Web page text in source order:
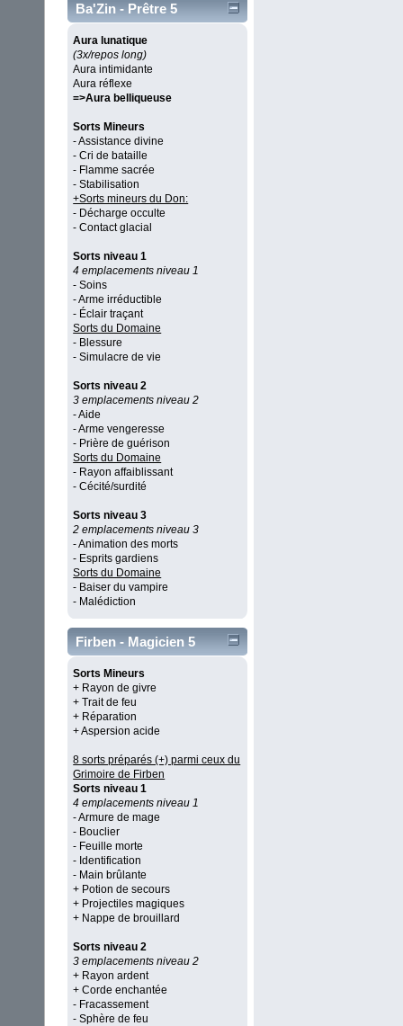
Ba'Zin - Prêtre 5
Aura lunatique
(3x/repos long)
Aura intimidante
Aura réflexe
=>Aura belliqueuse
Sorts Mineurs
- Assistance divine
- Cri de bataille
- Flamme sacrée
- Stabilisation
+Sorts mineurs du Don:
- Décharge occulte
- Contact glacial
Sorts niveau 1
4 emplacements niveau 1
- Soins
- Arme irréductible
- Éclair traçant
Sorts du Domaine
- Blessure
- Simulacre de vie
Sorts niveau 2
3 emplacements niveau 2
- Aide
- Arme vengeresse
- Prière de guérison
Sorts du Domaine
- Rayon affaiblissant
- Cécité/surdité
Sorts niveau 3
2 emplacements niveau 3
- Animation des morts
- Esprits gardiens
Sorts du Domaine
- Baiser du vampire
- Malédiction
Firben - Magicien 5
Sorts Mineurs
+ Rayon de givre
+ Trait de feu
+ Réparation
+ Aspersion acide
8 sorts préparés (+) parmi ceux du
Grimoire de Firben
Sorts niveau 1
4 emplacements niveau 1
- Armure de mage
- Bouclier
- Feuille morte
- Identification
- Main brûlante
+ Potion de secours
+ Projectiles magiques
+ Nappe de brouillard
Sorts niveau 2
3 emplacements niveau 2
+ Rayon ardent
+ Corde enchantée
- Fracassement
- Sphère de feu